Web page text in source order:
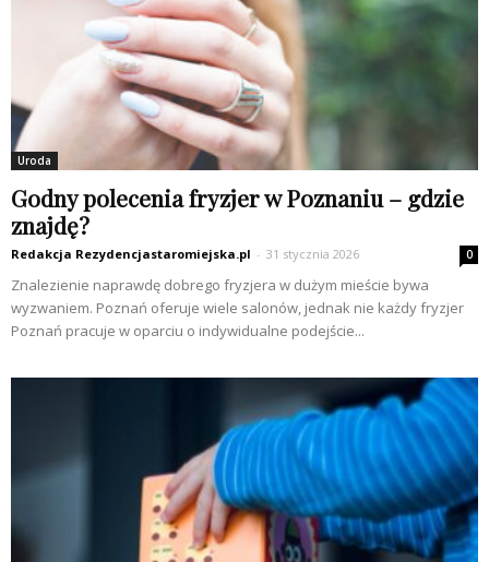
Uroda
Godny polecenia fryzjer w Poznaniu – gdzie
znajdę?
Redakcja Rezydencjastaromiejska.pl - 31 stycznia 2026 0
Znalezienie naprawdę dobrego fryzjera w dużym mieście bywa
wyzwaniem. Poznań oferuje wiele salonów, jednak nie każdy fryzjer
Poznań pracuje w oparciu o indywidualne podejście...